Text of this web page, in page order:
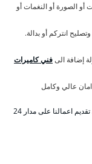
أو الصورة أو النغمات أو
انتركم أو بدالة.
إضافة الىفني كاميرات
عالي وكامل
أيضا حريصون في أفضل شركة انتركم وبدالات المهبولة على تقديم اعمالنا على مدار 24